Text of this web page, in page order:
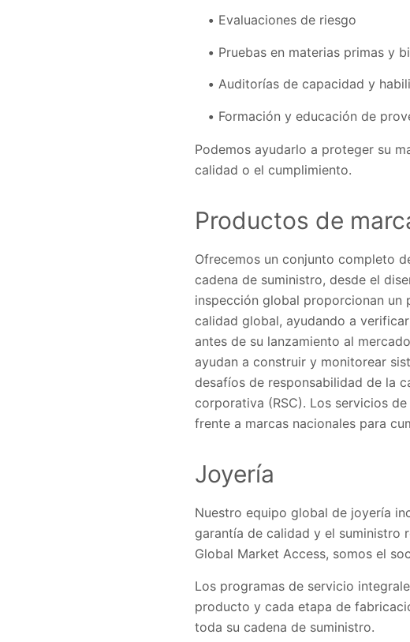
Evaluaciones de riesgo
Pruebas en materias primas y
Auditorías de capacidad y
Formación y educación de
Podemos ayudarlo a proteger su
calidad o el cumplimiento.
Productos de
Ofrecemos un conjunto completo
cadena de suministro, desde el
inspección global proporcionan un
calidad global, ayudando a
antes de su lanzamiento al
ayudan a construir y monitorear
desafíos de responsabilidad de la
corporativa (RSC). Los servicios
frente a marcas nacionales para
Joyería
Nuestro equipo global de joyería
garantía de calidad y el suministro
Global Market Access, somos el
Los programas de servicio
producto y cada etapa de
toda su cadena de suministro.